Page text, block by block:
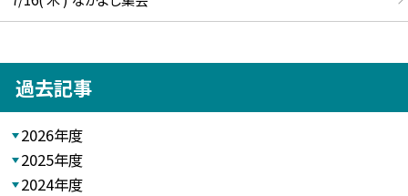
過去記事
2026年度
2025年度
2024年度